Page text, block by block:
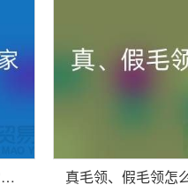
真毛领子、假毛领子怎么辨别？常年回收毛领毛条厂家来告诉你